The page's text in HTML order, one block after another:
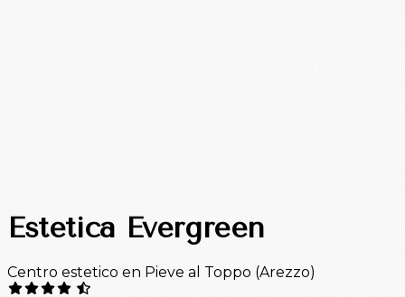
Estetica Evergreen
Centro estetico en Pieve al Toppo (Arezzo)